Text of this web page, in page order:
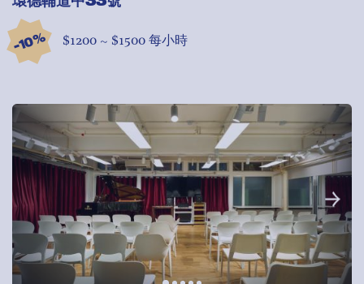
-10% $1200 ~ $1500 每小時